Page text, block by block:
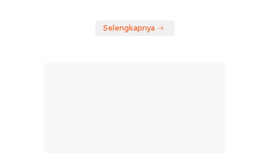
Selengkapnya